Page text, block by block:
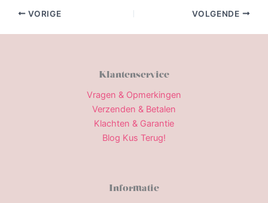
VORIGE VOLGENDE
Klantenservice
Vragen & Opmerkingen
Verzenden & Betalen
Klachten & Garantie
Blog Kus Terug!
Informatie